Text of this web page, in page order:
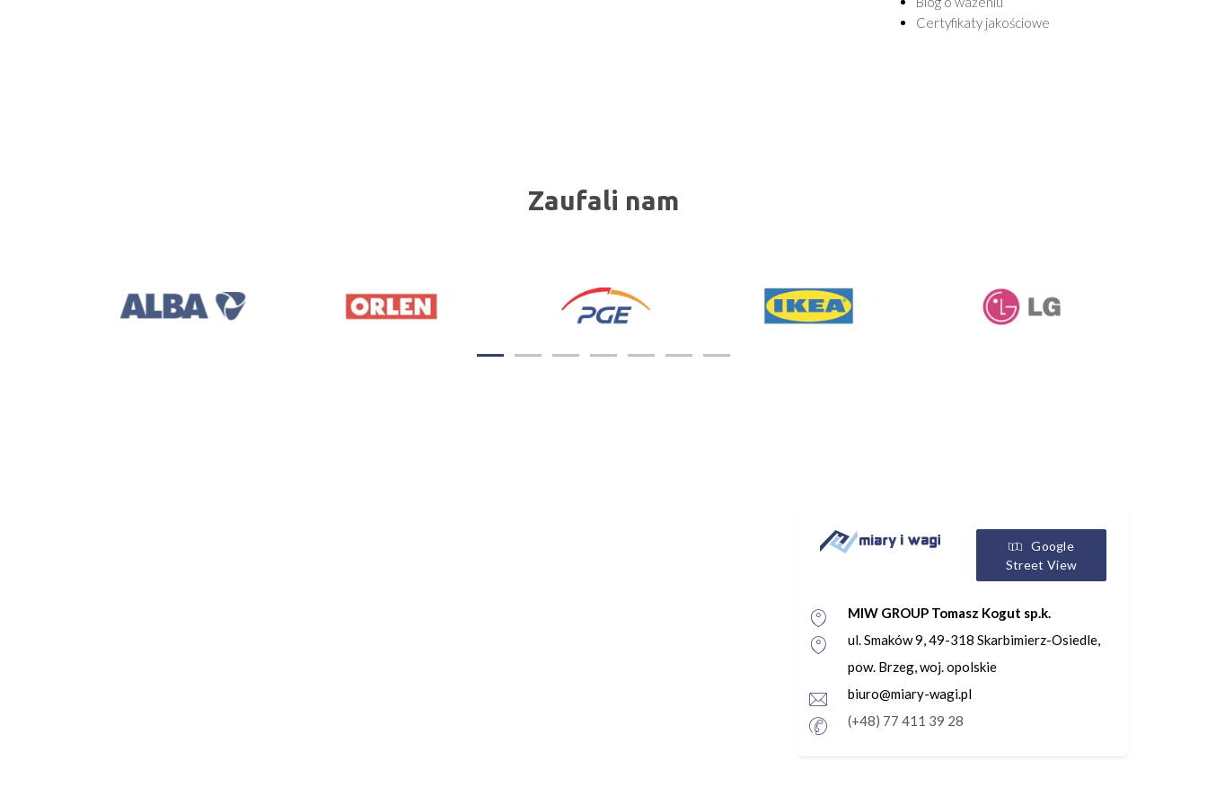
Certyfikaty jakościowe
Zaufali nam
Google
Street View
MIW GROUP Tomasz Kogut sp.k.
ul. Smaków 9, 49-318 Skarbimierz-Osiedle,
pow. Brzeg, woj. opolskie
biuro@miary-wagi.pl
(+48) 77 411 39 28